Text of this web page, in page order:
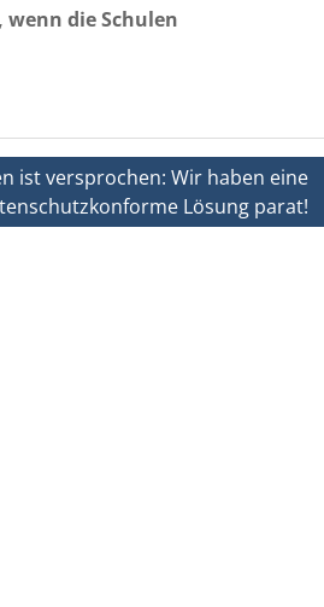
die Schulen
ist versprochen: Wir haben eine
Lösung parat!